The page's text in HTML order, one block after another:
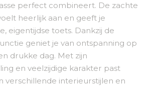
perfect combineert. De zachte
heerlijk aan en geeft je
eigentijdse toets. Dankzij de
geniet je van ontspanning op
drukke dag. Met zijn
en veelzijdige karakter past
verschillende interieurstijlen en